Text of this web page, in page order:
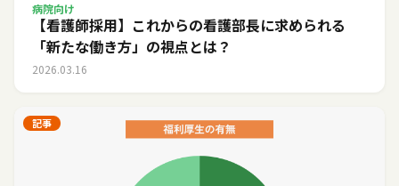
病院向け
【看護師採用】これからの看護部長に求められる
「新たな働き方」の視点とは？
2026.03.16
記事